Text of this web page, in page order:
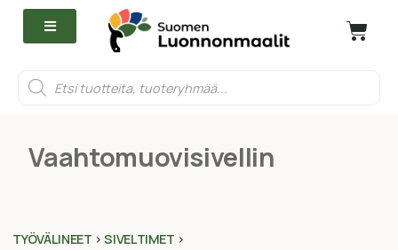
Vaahtomuovisivellin
TYÖVÄLINEET >SIVELTIMET >